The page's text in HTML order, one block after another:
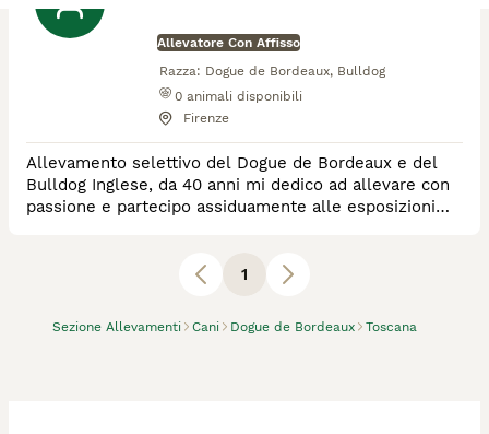
Sezione Allevamenti Cani Dogue de Bordeaux Toscana
Allevatore Con Affisso
Razza: Dogue de Bordeaux, Bulldog
0 animali disponibili
Firenze
Allevamento selettivo del Dogue de Bordeaux e del
Bulldog Inglese, da 40 anni mi dedico ad allevare con
passione e partecipo assiduamente alle esposizioni
Italiani, internazionali ed esteri.
1